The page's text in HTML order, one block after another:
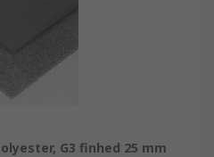
G3 finhed 25 mm